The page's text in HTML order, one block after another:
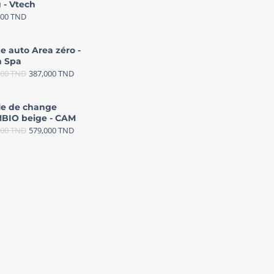
- Vtech
TND
auto Area zéro -
Spa
TND 387,000TND
de change
beige - CAM
TND 579,000TND